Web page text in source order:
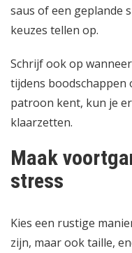
saus of een geplande
keuzes tellen op.
Schrijf ook op
tijdens boodschappen
patroon kent, kun je
klaarzetten.
Maak
stress
Kies een rustige
zijn, maar ook taille,